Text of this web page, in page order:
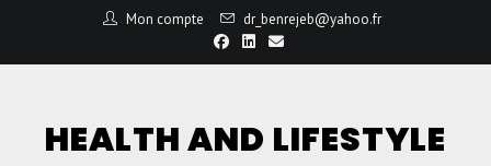
Mon compte dr_benrejeb@yahoo.fr
HEALTH AND LIFESTYLE